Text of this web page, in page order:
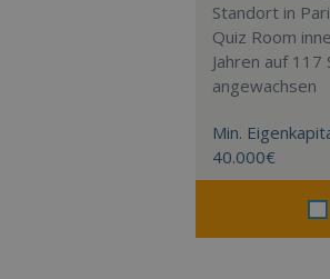
Standort in
Quiz Room
Jahren auf
angewachsen
Min.
40.000€